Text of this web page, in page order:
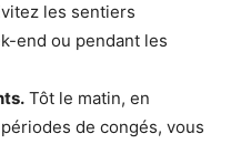
les sentiers
end ou pendant les
Tôt le matin, en
de congés, vous